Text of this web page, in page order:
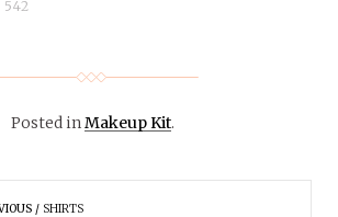
542
Posted inMakeup Kit.
SHIRTS